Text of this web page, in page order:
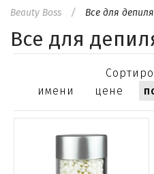
Beauty Boss Все для
Все для
имени
цене